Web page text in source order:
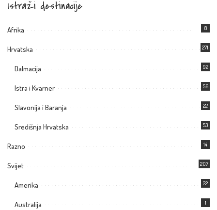
Istraži destinacije
Afrika 8
Hrvatska 271
Dalmacija 92
Istra i Kvarner 56
Slavonija i Baranja 22
Središnja Hrvatska 53
Razno 14
Svijet 207
Amerika 22
Australija 1